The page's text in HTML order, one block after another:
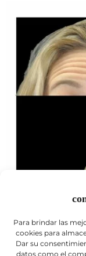
Para brindar las
cookies para
Dar su
datos como el